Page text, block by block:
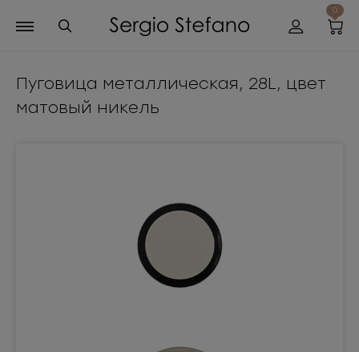
0
Пуговица металлическая, 28L, цвет
матовый никель